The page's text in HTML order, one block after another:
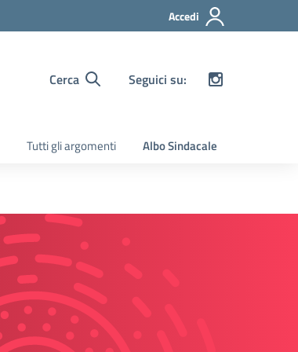
Accedi
Cerca Seguici su:
Tutti gli argomenti Albo Sindacale